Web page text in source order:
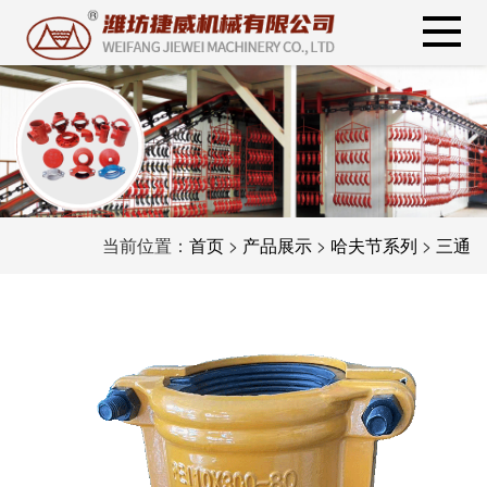
当前位置： 首页 > 产品展示 > 哈夫节系列 > 三通